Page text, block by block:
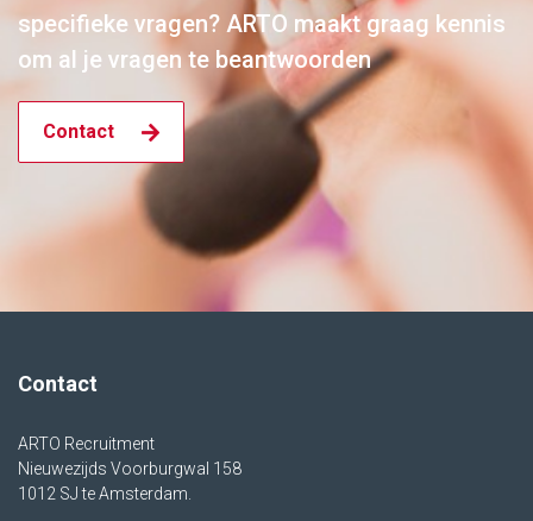
specifieke vragen? ARTO maakt graag kennis
om al je vragen te beantwoorden
Contact
Contact
ARTO Recruitment
Nieuwezijds Voorburgwal 158
1012 SJ te Amsterdam.